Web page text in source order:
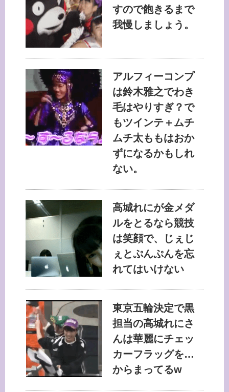
すので飽きるまで
我慢しましょう。
アルフィーコンプ
は鈴木雅之でわき
毛はやりすぎ？で
もツインテ＋ムチ
ムチ太ももはおか
ずになるかもしれ
ない。
高城れにが金メダ
ルをとるなら競技
は笑顔で、じぇじ
ぇとぷんぷんを忘
れてはいけない
東京五輪決定で黒
担当の高城れにさ
んは華麗にチェッ
カーフラッグを…
からまってるw